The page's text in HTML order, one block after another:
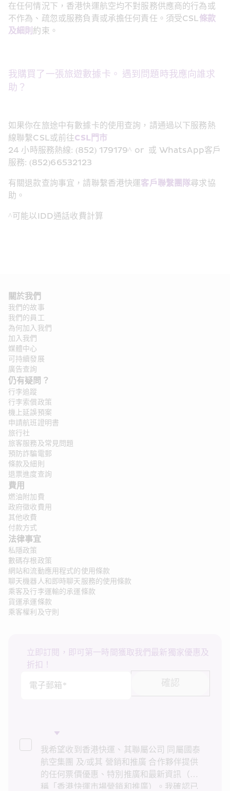
在任何情況下，香港快運航空均不對服務供應商的行為或
不作為、疏忽或服務負責或承擔任何責任。須受CSL條款
及細則 約束。
我購買了一張旅遊數據卡。 遇到問題時我應向誰求
助？
如果你在旅途中有數據卡的使用查詢，請通過以下服務熱
線聯繫CSL或前往CSL門市
24 小時服務熱線: (852) 179179^ or  或 WhatsApp客戶
服務: (852)66532123
有關退款查詢事宜，請聯繫香港快運客戶聯繫團隊尋求協
助。
^可能以IDD通話收費計算
關於我們
我們的故事
我們的員工
為何加入我們
加入我們
媒體中心
可持續發展
廣告查詢
仍有疑問？
行李追蹤
行李索償政策
機上延誤預案
申請航班證明書
旅行社
旅客服務及常見問題
預防詐騙電郵
條款及細則
退票進度查詢
費用
燃油附加費
政府徵收費用
其他收費
付款方式
法律事宜
私隱政策
數碼存根政策
網站和流動應用程式的使用條款
聊天機器人和即時聊天服務的使用條款
乘客及行李運輸的承運條款
貨運承運條款
乘客權利及守則
立即訂閱，即可第一時間獲取我們最新獨家優惠及
折扣！
電子郵箱*
確認
我希望收到香港快運、其聯屬公司 同屬國泰
航空集團 及/或其 營銷和推廣 合作夥伴提供
的任何票價優惠、特別推廣和最新資訊（統
稱「香港快運市場營銷和推廣）。我確認已